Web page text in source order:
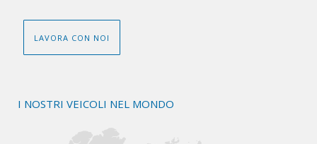
LAVORA CON NOI
I NOSTRI VEICOLI NEL MONDO